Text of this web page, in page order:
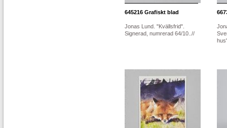
645216 Grafiskt blad
Jonas Lund. "Kvällsfrid".
Signerad, numrerad 64/10..//